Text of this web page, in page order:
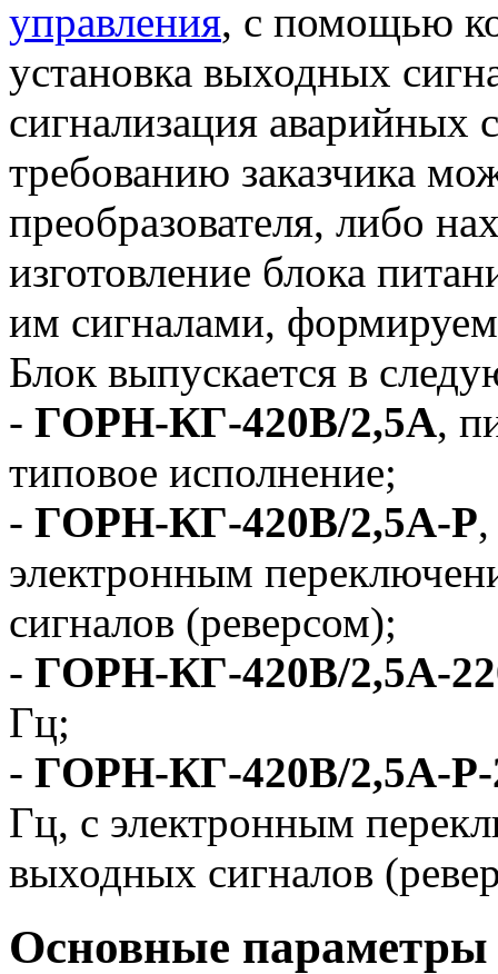
управления, с помощью
установка выходных
сигнализация аварийных
требованию заказчика
преобразователя, либо
изготовление блока
им сигналами,
Блок выпускается в
- ГОРН-КГ-420В/2,5А,
типовое исполнение;
- ГОРН-КГ-420В/2,5А-Р
электронным
сигналов (реверсом);
- ГОРН-КГ-420В/2,5А-
Гц;
- ГОРН-КГ-420В/2,5А-Р-
Гц, с электронным
выходных сигналов
Основные параметры